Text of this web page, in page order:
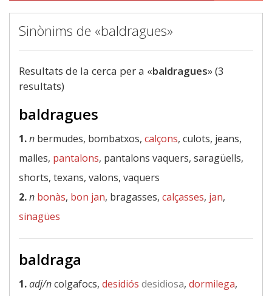
Sinònims de «baldragues»
Resultats de la cerca per a «baldragues» (3
resultats)
baldragues
1.n bermudes, bombatxos, calçons, culots, jeans,
malles, pantalons, pantalons vaquers, saragüells,
shorts, texans, valons, vaquers
2.n bonàs, bon jan, bragasses, calçasses, jan,
sinagües
baldraga
1.adj/ncolgafocs, desidiós desidiosa, dormilega,